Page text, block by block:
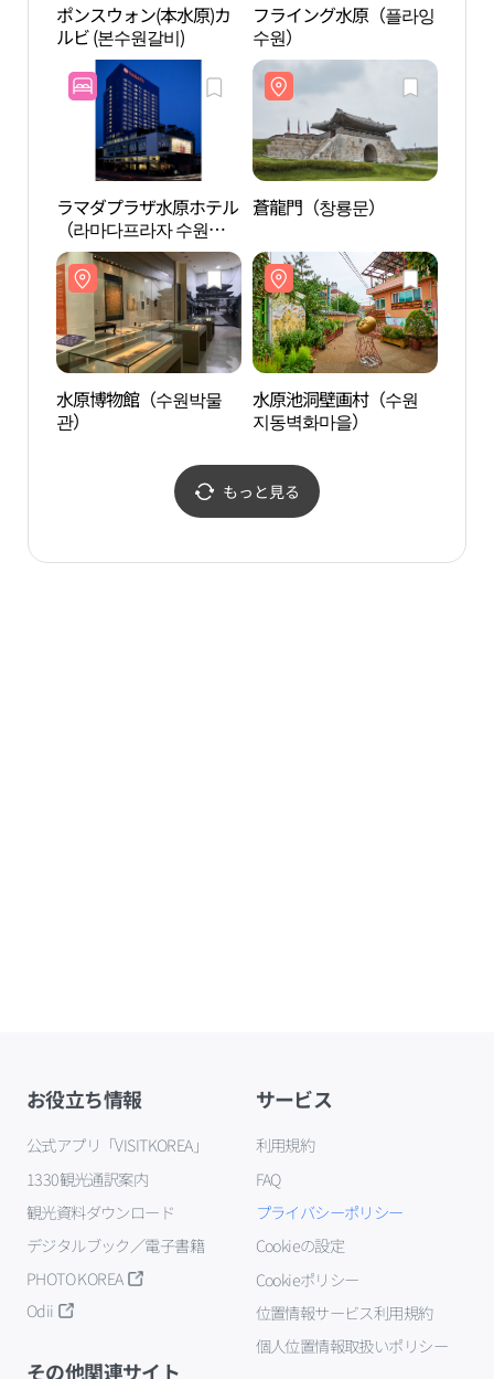
ポンスウォン(本水原)カ
ルビ (본수원갈비)
フライング水原（플라잉
수원）
ラマダプラザ水原ホテル
（라마다프라자 수원호
텔）
蒼龍門（창룡문）
水原博物館（수원박물
관）
水原池洞壁画村（수원
지동벽화마을）
もっと見る
お役立ち情報
公式アプリ「VISITKOREA」
1330観光通訳案内
観光資料ダウンロード
デジタルブック／電子書籍
PHOTO KOREA
Odii
サービス
利用規約
FAQ
プライバシーポリシー
Cookieの設定
Cookieポリシー
位置情報サービス利用規約
個人位置情報取扱いポリシー
その他関連サイト